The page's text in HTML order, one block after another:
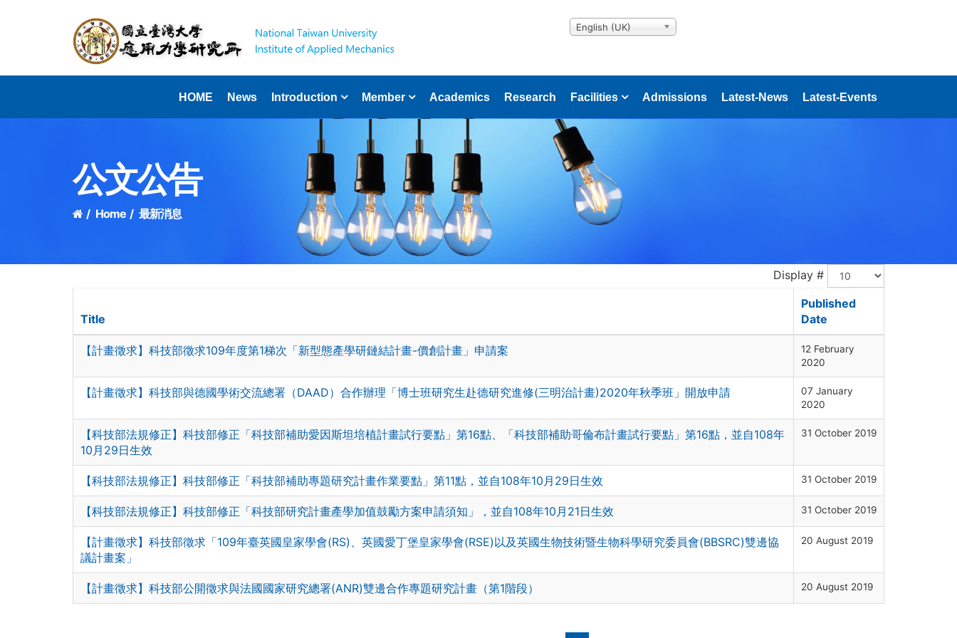
English (UK)
HOME News Introduction Member Academics Research Facilities Admissions Latest-News Latest-Events
公文公告
Home 最新消息
Display #
Title
Published
Date
【計畫徵求】科技部徵求109年度第1梯次「新型態產學研鏈結計畫-價創計畫」申請案
12 February
2020
【計畫徵求】科技部與德國學術交流總署（DAAD）合作辦理「博士班研究生赴德研究進修(三明治計畫)2020年秋季班」開放申請
07 January
2020
【科技部法規修正】科技部修正「科技部補助愛因斯坦培植計畫試行要點」第16點、「科技部補助哥倫布計畫試行要點」第16點，並自108年
10月29日生效
31 October 2019
【科技部法規修正】科技部修正「科技部補助專題研究計畫作業要點」第11點，並自108年10月29日生效 31 October 2019
【科技部法規修正】科技部修正「科技部研究計畫產學加值鼓勵方案申請須知」，並自108年10月21日生效 31 October 2019
【計畫徵求】科技部徵求「109年臺英國皇家學會(RS)、英國愛丁堡皇家學會(RSE)以及英國生物技術暨生物科學研究委員會(BBSRC)雙邊協
議計畫案」
20 August 2019
【計畫徵求】科技部公開徵求與法國國家研究總署(ANR)雙邊合作專題研究計畫（第1階段） 20 August 2019